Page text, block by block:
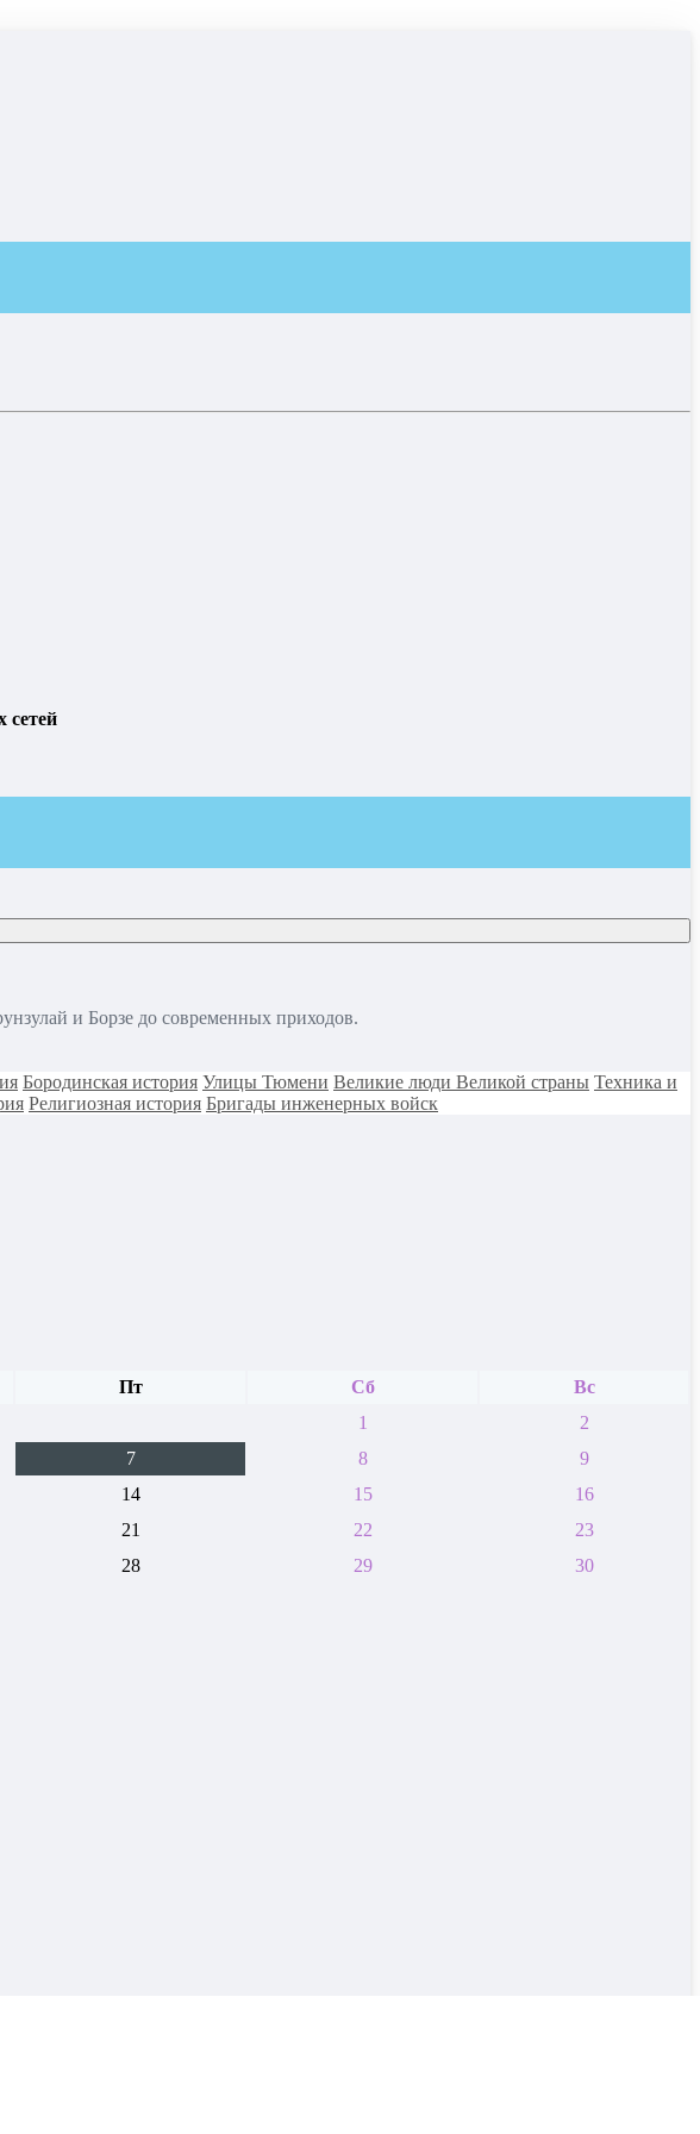
сетей
и Борзе до современных приходов.
Бородинская история Улицы Тюмени Великие люди Великой страны Техника и
Религиозная история Бригады инженерных войск
Пт Сб
Вс
1
2
7 8
9
14 15
16
21 22
23
28 29
30